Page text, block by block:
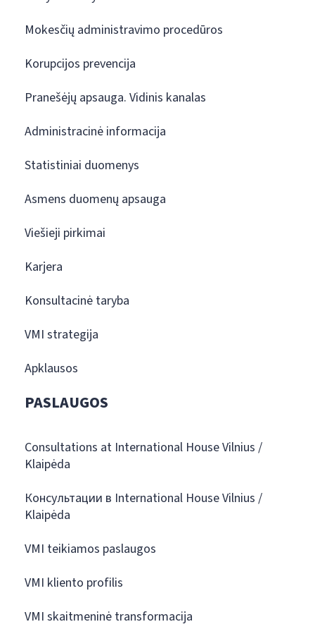
Mokesčių administravimo procedūros
Korupcijos prevencija
Pranešėjų apsauga. Vidinis kanalas
Administracinė informacija
Statistiniai duomenys
Asmens duomenų apsauga
Viešieji pirkimai
Karjera
Konsultacinė taryba
VMI strategija
Apklausos
PASLAUGOS
Consultations at International House Vilnius /
Klaipėda
Консультации в International House Vilnius /
Klaipėda
VMI teikiamos paslaugos
VMI kliento profilis
VMI skaitmeninė transformacija